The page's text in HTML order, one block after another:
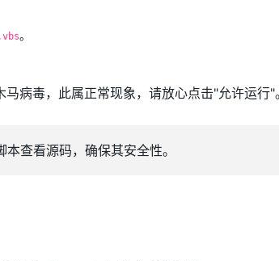
。
病毒，此属正常现象，请放心点击"允许运行"。
查看源码，确保其安全性。